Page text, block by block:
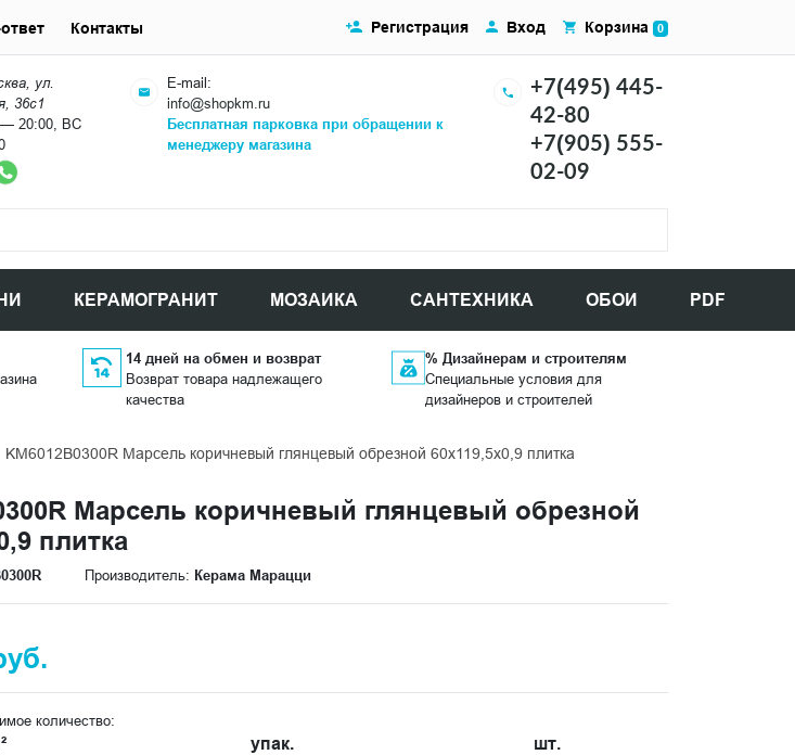
ул.
36с1
20:00, ВС
E-mail:
info@shopkm.ru
Бесплатная парковка при обращении к
менеджеру магазина
+7(495) 445-
42-80
+7(905) 555-
02-09
КЕРАМОГРАНИТ МОЗАИКА САНТЕХНИКА ОБОИ PDF
Регистрация Вход Корзина 0
Контакты
14 дней на обмен и возврат
Возврат товара надлежащего
качества
% Дизайнерам и строителям
Специальные условия для
дизайнеров и строителей
KM6012B0300R Марсель коричневый глянцевый обрезной 60x119,5x0,9 плитка
Марсель коричневый глянцевый обрезной
плитка
Производитель: Керама Марацци
количество:
упак.
шт.